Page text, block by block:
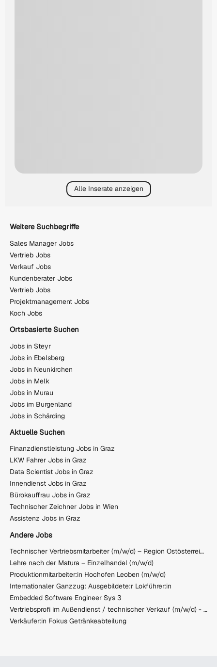
Alle Inserate anzeigen
Weitere Suchbegriffe
Sales Manager Jobs
Vertrieb Jobs
Verkauf Jobs
Kundenberater Jobs
Vertrieb Jobs
Projektmanagement Jobs
Koch Jobs
Ortsbasierte Suchen
Jobs in Steyr
Jobs in Ebelsberg
Jobs in Neunkirchen
Jobs in Melk
Jobs in Murau
Jobs im Burgenland
Jobs in Schärding
Aktuelle Suchen
Finanzdienstleistung Jobs in Graz
LKW Fahrer Jobs in Graz
Data Scientist Jobs in Graz
Innendienst Jobs in Graz
Bürokauffrau Jobs in Graz
Technischer Zeichner Jobs in Wien
Assistenz Jobs in Graz
Andere Jobs
Technischer Vertriebsmitarbeiter (m/w/d) – Region Ostösterreich
Lehre nach der Matura – Einzelhandel (m/w/d)
Produktionmitarbeiter:in Hochofen Leoben (m/w/d)
Internationaler Ganzzug: Ausgebildete:r Lokführer:in
Embedded Software Engineer Sys 3
Vertriebsprofi im Außendienst / technischer Verkauf (m/w/d) - Niederösterreich Süd
Verkäufer:in Fokus Getränkeabteilung